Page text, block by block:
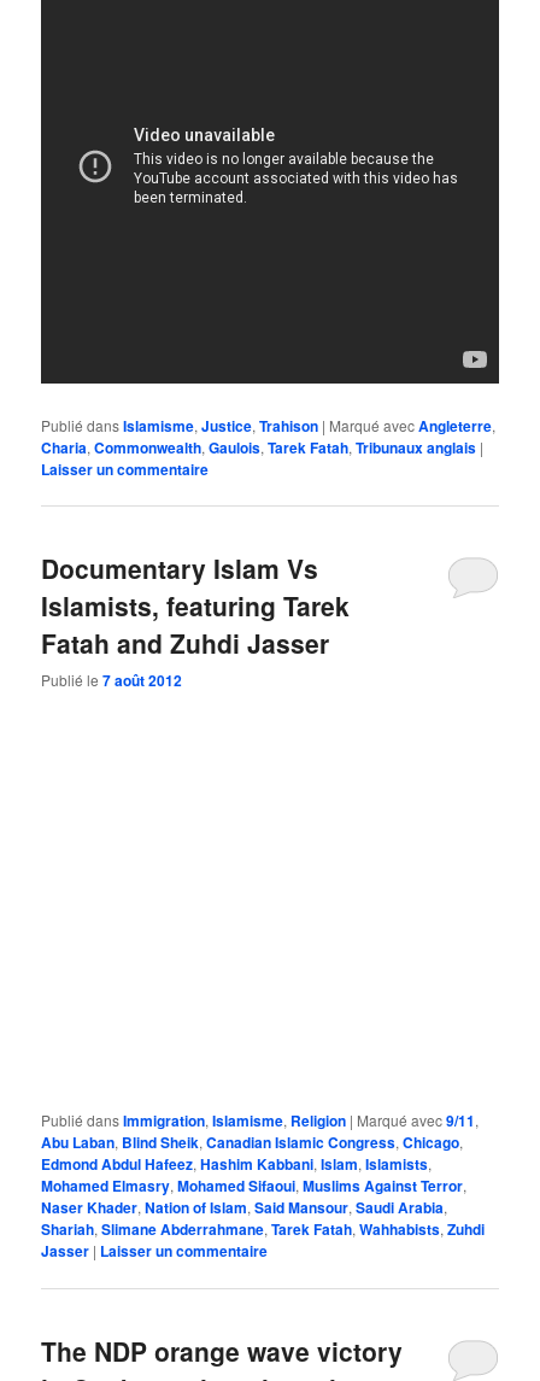
Publié dansIslamisme,Justice,Trahison | Marqué avecAngleterre,
Charia,Commonwealth,Gaulois,Tarek Fatah,Tribunaux anglais |
Laisser un commentaire
Documentary Islam Vs
Islamists, featuring Tarek
Fatah and Zuhdi Jasser
Publié le7 août 2012
Publié dansImmigration,Islamisme, Religion | Marqué avec9/11,
Abu Laban, Blind Sheik,Canadian Islamic Congress,Chicago,
Edmond Abdul Hafeez,Hashim Kabbani,Islam,Islamists,
Mohamed Elmasry,Mohamed Sifaoui,Muslims Against Terror,
Naser Khader,Nation of Islam,Said Mansour,Saudi Arabia,
Shariah,Slimane Abderrahmane,Tarek Fatah,Wahhabists,Zuhdi
Jasser | Laisser un commentaire
The NDP orange wave victory